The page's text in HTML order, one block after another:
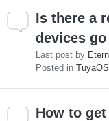
Is there a
devices
Last post by
Posted in
How to